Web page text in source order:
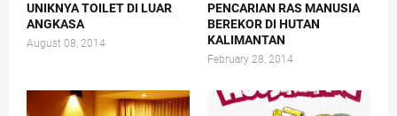
UNIKNYA TOILET DI LUAR
ANGKASA
August 08, 2014
PENCARIAN RAS MANUSIA
BEREKOR DI HUTAN
KALIMANTAN
February 28, 2014